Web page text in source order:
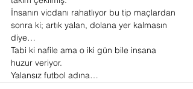
İnsanın vicdanı rahatlıyor bu tip maçlardan
sonra ki; artık yalan, dolana yer kalmasın
diye…
Tabi ki nafile ama o iki gün bile insana
huzur veriyor.
Yalansız futbol adına…